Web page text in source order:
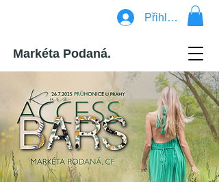
Přihlásit se
Markéta Podaná.